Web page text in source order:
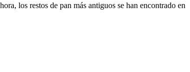
los restos de pan más antiguos se han encontrado en